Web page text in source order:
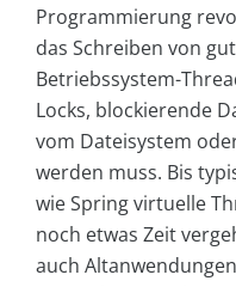
Programmierung
das Schreiben von
Betriebssystem-
Locks, blockierende
vom Dateisystem
werden muss. Bis
wie Spring virtuelle
noch etwas Zeit
auch